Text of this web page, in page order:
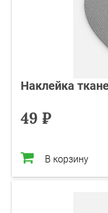
Наклейка
49 ₽
В корзину